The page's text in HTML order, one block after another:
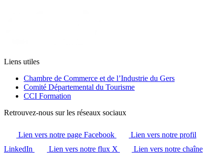
Liens utiles
Chambre de Commerce et de l’Industrie du Gers
Comité Départemental du Tourisme
CCI Formation
Retrouvez-nous sur les réseaux sociaux
Lien vers notre page Facebook
Lien vers notre profil
LinkedIn
Lien vers notre flux X Lien vers notre chaîne